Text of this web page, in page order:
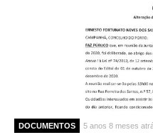
DOCUMENTOS 5 anos 8 meses